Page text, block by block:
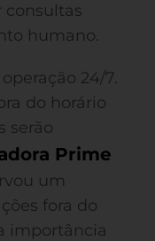
consultas
humano.
24/7.
do horário
serão
Prime
um
fora do
importância